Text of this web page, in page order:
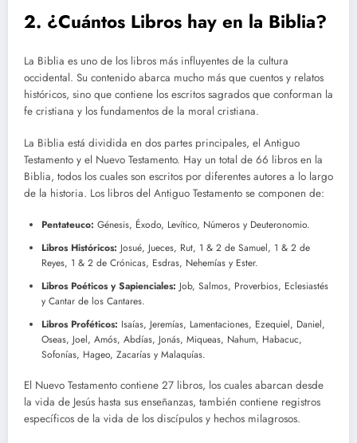
2. ¿Cuántos Libros hay en la Biblia?
La Biblia es uno de los libros más influyentes de la cultura
occidental. Su contenido abarca mucho más que cuentos y relatos
históricos, sino que contiene los escritos sagrados que conforman la
fe cristiana y los fundamentos de la moral cristiana.
La Biblia está dividida en dos partes principales, el Antiguo
Testamento y el Nuevo Testamento. Hay un total de 66 libros en la
Biblia, todos los cuales son escritos por diferentes autores a lo largo
de la historia. Los libros del Antiguo Testamento se componen de:
Pentateuco: Génesis, Éxodo, Levítico, Números y Deuteronomio.
Libros Históricos: Josué, Jueces, Rut, 1 & 2 de Samuel, 1 & 2 de
Reyes, 1 & 2 de Crónicas, Esdras, Nehemías y Ester.
Libros Poéticos y Sapienciales: Job, Salmos, Proverbios, Eclesiastés
y Cantar de los Cantares.
Libros Proféticos: Isaías, Jeremías, Lamentaciones, Ezequiel, Daniel,
Oseas, Joel, Amós, Abdías, Jonás, Miqueas, Nahum, Habacuc,
Sofonías, Hageo, Zacarías y Malaquías.
El Nuevo Testamento contiene 27 libros, los cuales abarcan desde
la vida de Jesús hasta sus enseñanzas, también contiene registros
específicos de la vida de los discípulos y hechos milagrosos.